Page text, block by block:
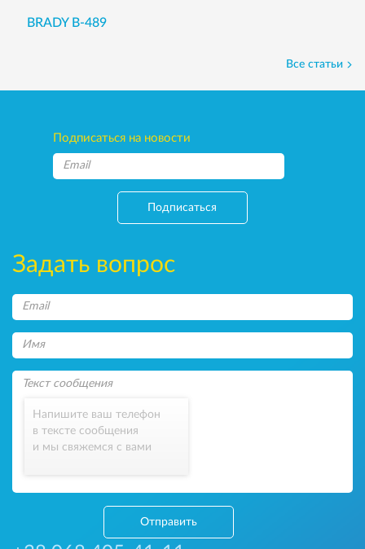
BRADY B-489
Все статьи
Подписаться на новости
Подписаться
Задать вопрос
Напишите ваш телефон
в тексте сообщения
и мы свяжемся с вами
Отправить